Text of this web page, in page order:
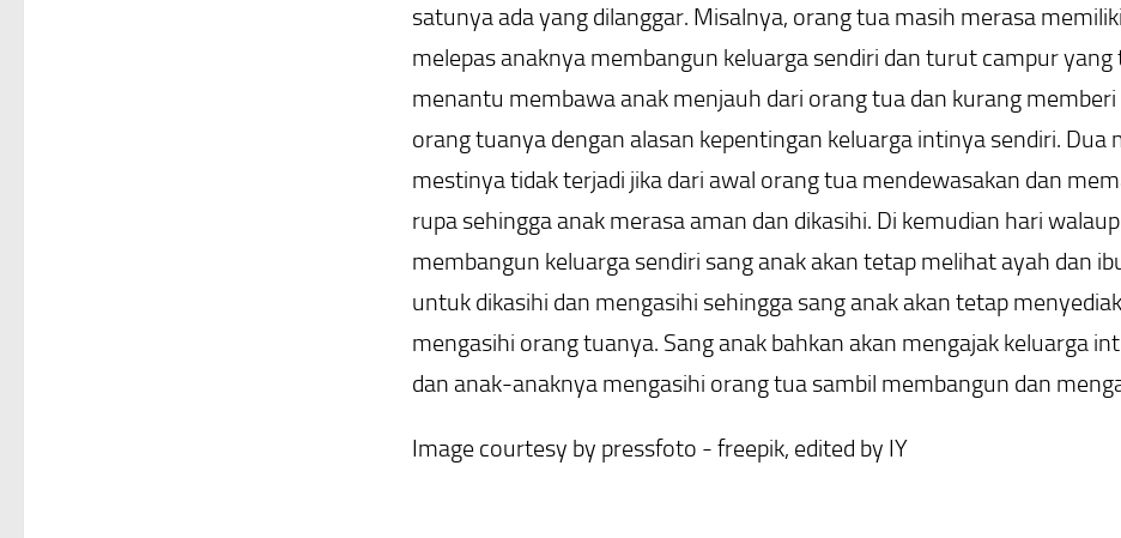
satunya ada yang dilanggar. Misalnya, orang tua masih merasa
melepas anaknya membangun keluarga sendiri dan turut campur yang
menantu membawa anak menjauh dari orang tua dan kurang
orang tuanya dengan alasan kepentingan keluarga intinya sendiri. Dua
mestinya tidak terjadi jika dari awal orang tua mendewasakan dan
rupa sehingga anak merasa aman dan dikasihi. Di kemudian hari
membangun keluarga sendiri sang anak akan tetap melihat ayah dan
untuk dikasihi dan mengasihi sehingga sang anak akan tetap
mengasihi orang tuanya. Sang anak bahkan akan mengajak keluarga
dan anak-anaknya mengasihi orang tua sambil membangun dan
Image courtesy by pressfoto - freepik, edited by IY